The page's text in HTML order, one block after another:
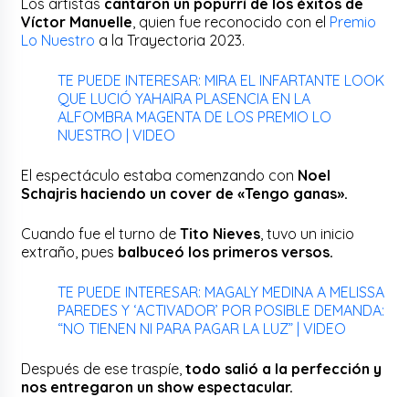
Víctor Manuelle , quien fue reconocido con el Premio
Lo Nuestro a la Trayectoria 2023.
TE PUEDE INTERESAR: MIRA EL INFARTANTE LOOK
QUE LUCIÓ YAHAIRA PLASENCIA EN LA
ALFOMBRA MAGENTA DE LOS PREMIO LO
NUESTRO | VIDEO
El espectáculo estaba comenzando con Noel
Schajris haciendo un cover de «Tengo ganas».
Cuando fue el turno deTito Nieves , tuvo un inicio
extraño, pues balbuceó los primeros versos.
TE PUEDE INTERESAR: MAGALY MEDINA A MELISSA
PAREDES Y ‘ACTIVADOR’ POR POSIBLE DEMANDA:
“NO TIENEN NI PARA PAGAR LA LUZ” | VIDEO
Después de ese traspíe,todo salió a la perfección y
nos entregaron un show espectacular.